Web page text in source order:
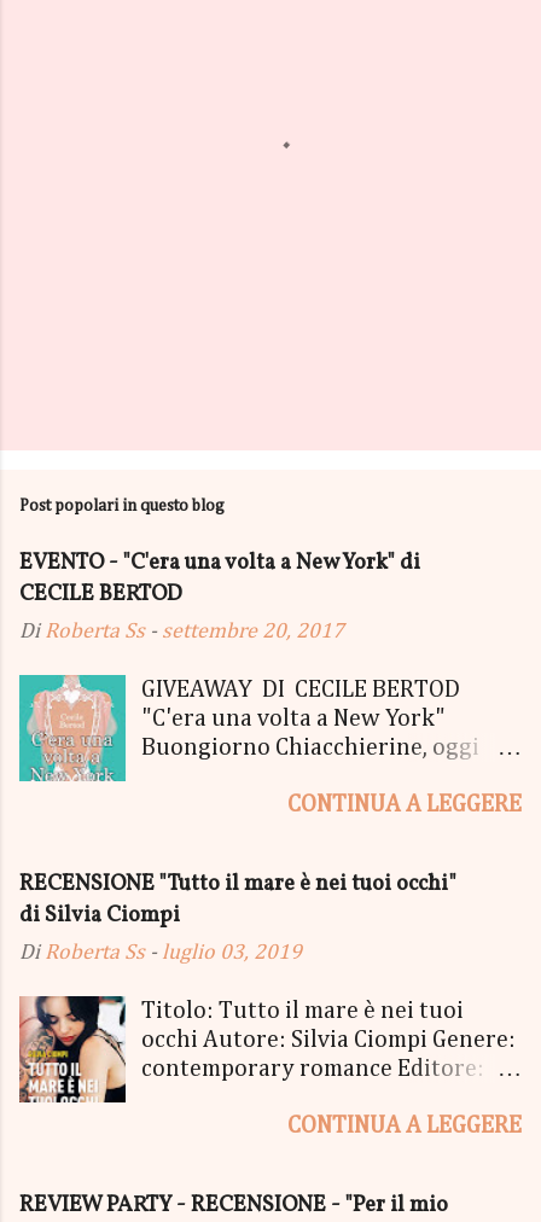
Post popolari in questo blog
EVENTO - "C'era una volta a New York" di
CECILE BERTOD
DiRoberta Ss - settembre 20, 2017
GIVEAWAY DI CECILE BERTOD
"C'era una volta a New York"
Buongiorno Chiacchierine, oggi
lanciamo il SUPER MEGA GIVEAWAY
05 Ottobre di "C'era una volta a
New York", edito Newton Compton.
Un Giveaway molto ricco per la
Premio, che si aggiudicherà tutto
in Un bel PACCO SORPRESA: - La
Copia Cartacea di "C'era una volta a
"tutto ma non il mio Tailleur" - una
- un Messaggio in bottiglia con
CONTINUA A LEGGERE
RECENSIONE "Tutto il mare è nei tuoi occhi"
di Silvia Ciompi
DiRoberta Ss - luglio 03, 2019
Titolo: Tutto il mare è nei tuoi
occhi Autore: Silvia Ciompi Genere:
contemporary romance Editore:
Pubblicazione: 4 giugno Formato:
stavolta?» «Alla fine del mondo.» Ci
CONTINUA A LEGGERE
REVIEW PARTY - RECENSIONE - "Per il mio